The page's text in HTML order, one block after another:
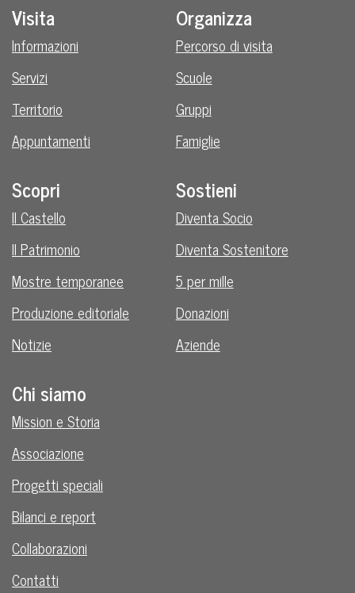
Visita
Informazioni
Servizi
Territorio
Appuntamenti
Organizza
Percorso di visita
Scuole
Gruppi
Famiglie
Scopri
Il Castello
Il Patrimonio
Mostre temporanee
Produzione editoriale
Notizie
Sostieni
Diventa Socio
Diventa Sostenitore
5 per mille
Donazioni
Aziende
Chi siamo
Mission e Storia
Associazione
Progetti speciali
Bilanci e report
Collaborazioni
Contatti